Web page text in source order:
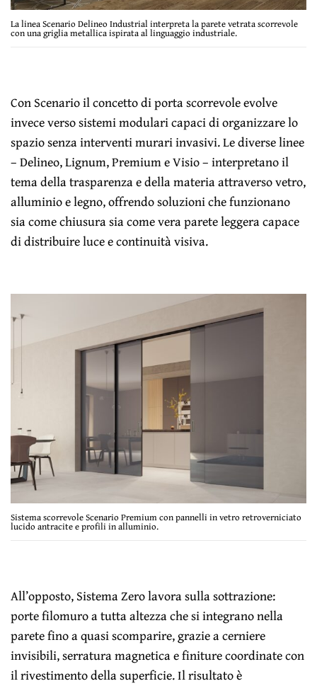
La linea Scenario Delineo Industrial interpreta la parete vetrata scorrevole
con una griglia metallica ispirata al linguaggio industriale.
Con Scenario il concetto di porta scorrevole evolve
invece verso sistemi modulari capaci di organizzare lo
spazio senza interventi murari invasivi. Le diverse linee
– Delineo, Lignum, Premium e Visio – interpretano il
tema della trasparenza e della materia attraverso vetro,
alluminio e legno, offrendo soluzioni che funzionano
sia come chiusura sia come vera parete leggera capace
di distribuire luce e continuità visiva.
Sistema scorrevole Scenario Premium con pannelli in vetro retroverniciato
lucido antracite e profili in alluminio.
All’opposto, Sistema Zero lavora sulla sottrazione:
porte filomuro a tutta altezza che si integrano nella
parete fino a quasi scomparire, grazie a cerniere
invisibili, serratura magnetica e finiture coordinate con
il rivestimento della superficie. Il risultato è